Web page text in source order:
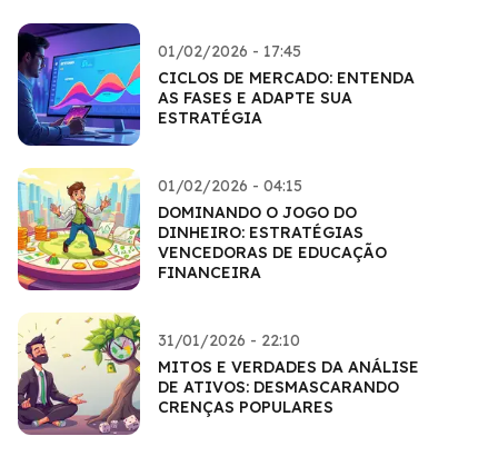
01/02/2026 - 17:45
CICLOS DE MERCADO: ENTENDA
AS FASES E ADAPTE SUA
ESTRATÉGIA
01/02/2026 - 04:15
DOMINANDO O JOGO DO
DINHEIRO: ESTRATÉGIAS
VENCEDORAS DE EDUCAÇÃO
FINANCEIRA
31/01/2026 - 22:10
MITOS E VERDADES DA ANÁLISE
DE ATIVOS: DESMASCARANDO
CRENÇAS POPULARES